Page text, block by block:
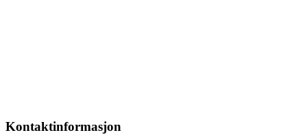
Kontaktinformasjon